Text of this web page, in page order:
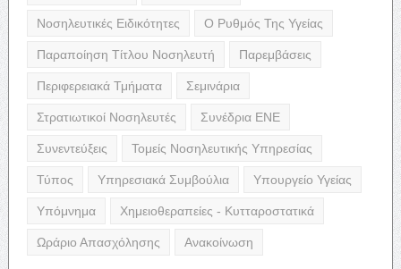
Νοσηλευτικές Ειδικότητες Ο Ρυθμός Της Υγείας
Παραποίηση Τίτλου Νοσηλευτή Παρεμβάσεις
Περιφερειακά Τμήματα Σεμινάρια
Στρατιωτικοί Νοσηλευτές Συνέδρια ΕΝΕ
Συνεντεύξεις Τομείς Νοσηλευτικής Υπηρεσίας
Τύπος Υπηρεσιακά Συμβούλια Υπουργείο Υγείας
Υπόμνημα Χημειοθεραπείες - Κυτταροστατικά
Ωράριο Απασχόλησης Ανακοίνωση